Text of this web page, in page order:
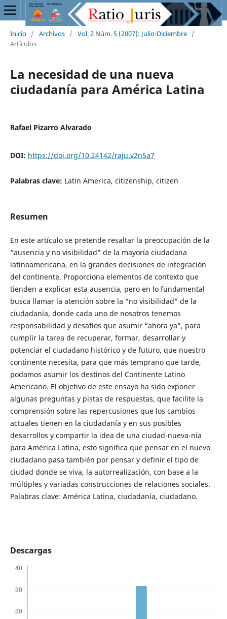
Inicio / Archivos / Vol. 2 Núm. 5 (2007): Julio-Diciembre /
Artículos
La necesidad de una nueva
ciudadanía para América Latina
Rafael Pizarro Alvarado
DOI: https://doi.org/10.24142/raju.v2n5a7
Palabras clave: Latin America, citizenship, citizen
Resumen
En este artículo se pretende resaltar la preocupación de la
“ausencia y no visibilidad” de la mayoría ciudadana
latinoamericana, en la grandes decisiones de integración
del continente. Proporciona elementos de contexto que
tienden a explicar esta ausencia, pero en lo fundamental
busca llamar la atención sobre la “no visibilidad” de la
ciudadanía, donde cada uno de nosotros tenemos
responsabilidad y desafíos que asumir “ahora ya”, para
cumplir la tarea de recuperar, formar, desarrollar y
potenciar el ciudadano histórico y de futuro, que nuestro
continente necesita, para que más temprano que tarde,
podamos asumir los destinos del Continente Latino
Americano. El objetivo de este ensayo ha sido exponer
algunas preguntas y pistas de respuestas, que facilite la
comprensión sobre las repercusiones que los cambios
actuales tienen en la ciudadanía y en sus posibles
desarrollos y compartir la idea de una ciudad-nueva-nía
para América Latina, esto significa que pensar en el nuevo
ciudadano pasa también por pensar y definir el tipo de
ciudad donde se viva, la autorrealización, con base a la
múltiples y variadas construcciones de relaciones sociales.
Palabras clave: América Latina, ciudadanía, ciudadano.
Descargas